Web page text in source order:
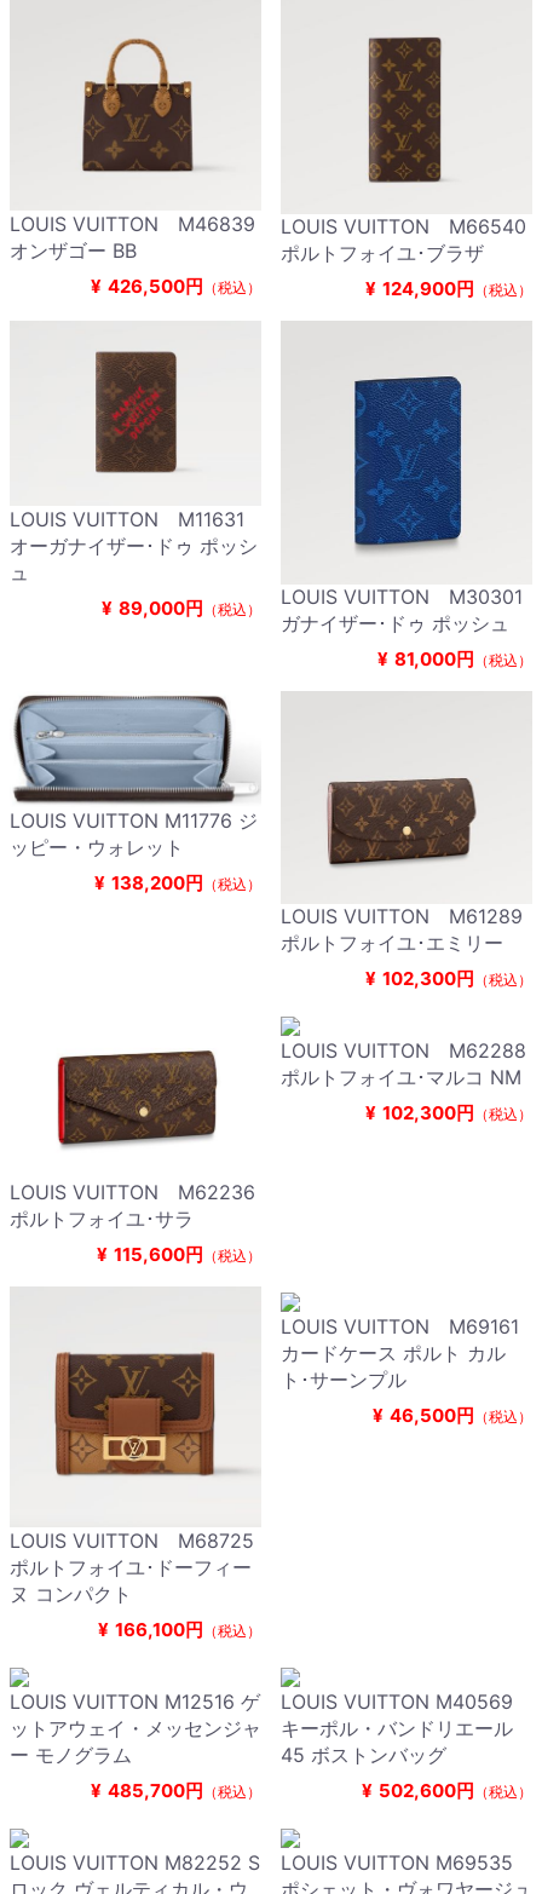
LOUIS VUITTON M46839
オンザゴー BB
¥ 426,500円 （税込）
LOUIS VUITTON M66540
ポルトフォイユ･ブラザ
¥ 124,900円 （税込）
LOUIS VUITTON M11631
オーガナイザー･ドゥ ポッシ
ュ
¥ 89,000円 （税込）
LOUIS VUITTON M30301
ガナイザー･ドゥ ポッシュ
¥ 81,000円 （税込）
LOUIS VUITTON M11776 ジ
ッピー・ウォレット
¥ 138,200円 （税込）
LOUIS VUITTON M61289
ポルトフォイユ･エミリー
¥ 102,300円 （税込）
LOUIS VUITTON M62236
ポルトフォイユ･サラ
¥ 115,600円 （税込）
LOUIS VUITTON M62288
ポルトフォイユ･マルコ NM
¥ 102,300円 （税込）
LOUIS VUITTON M68725
ポルトフォイユ･ドーフィー
ヌ コンパクト
¥ 166,100円 （税込）
LOUIS VUITTON M69161
カードケース ポルト カル
ト･サーンプル
¥ 46,500円 （税込）
LOUIS VUITTON M12516 ゲ
ットアウェイ・メッセンジャ
ー モノグラム
¥ 485,700円 （税込）
LOUIS VUITTON M40569
キーポル・バンドリエール
45 ボストンバッグ
¥ 502,600円 （税込）
LOUIS VUITTON M82252 S
LOUIS VUITTON M69535